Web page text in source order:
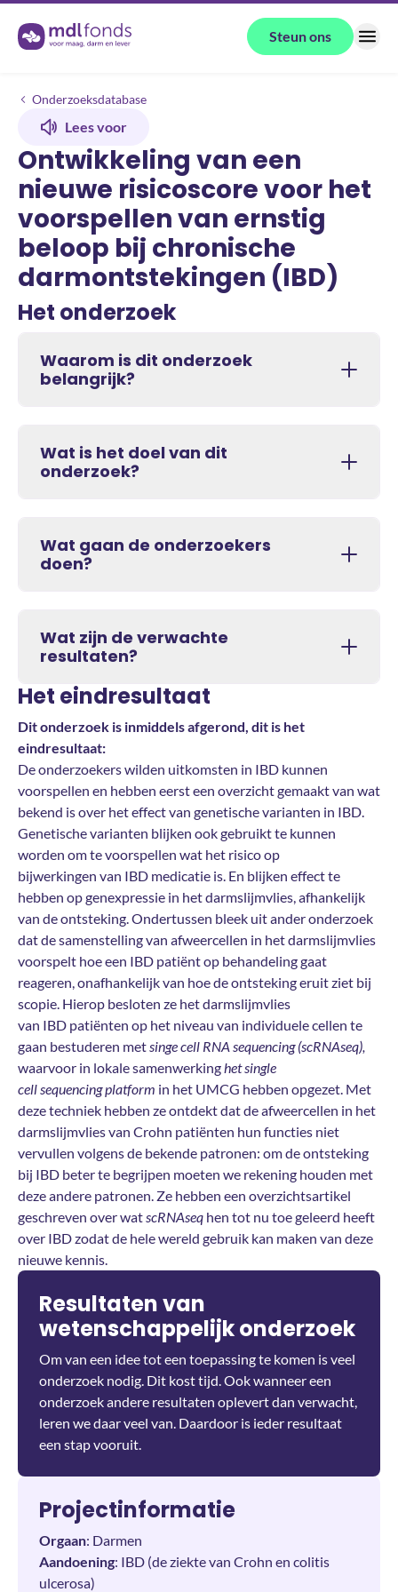
Terug naar de homepage Steun ons
Onderzoeken
Onderzoeksdatabase
Ontwikkeling van een nieuwe risicoscore voor het voorspellen van
Lees voor
Ontwikkeling van een
nieuwe risicoscore voor het
voorspellen van ernstig
beloop bij chronische
darmontstekingen (IBD)
Het onderzoek
Waarom is dit onderzoek
belangrijk?
Wat is het doel van dit
onderzoek?
Wat gaan de onderzoekers
doen?
Wat zijn de verwachte
resultaten?
Het eindresultaat
Dit onderzoek is inmiddels afgerond, dit is het
eindresultaat:
De onderzoekers wilden uitkomsten in IBD kunnen
voorspellen en hebben eerst een overzicht gemaakt van wat
bekend is over het effect van genetische varianten in IBD.
Genetische varianten blijken ook gebruikt te kunnen
worden om te voorspellen wat het risico op
bijwerkingen van IBD medicatie is. En blijken effect te
hebben op genexpressie in het darmslijmvlies, afhankelijk
van de ontsteking. Ondertussen bleek uit ander onderzoek
dat de samenstelling van afweercellen in het darmslijmvlies
voorspelt hoe een IBD patiënt op behandeling gaat
reageren, onafhankelijk van hoe de ontsteking eruit ziet bij
scopie. Hierop besloten ze het darmslijmvlies
van IBD patiënten op het niveau van individuele cellen te
gaan bestuderen metsinge cell RNA sequencing (scRNAseq),
waarvoor in lokale samenwerkinghet single
cell sequencing platform in het UMCG hebben opgezet. Met
deze techniek hebben ze ontdekt dat de afweercellen in het
darmslijmvlies van Crohn patiënten hun functies niet
vervullen volgens de bekende patronen: om de ontsteking
bij IBD beter te begrijpen moeten we rekening houden met
deze andere patronen. Ze hebben een overzichtsartikel
geschreven over watscRNAseq hen tot nu toe geleerd heeft
over IBD zodat de hele wereld gebruik kan maken van deze
nieuwe kennis.
Resultaten van
wetenschappelijk onderzoek
Om van een idee tot een toepassing te komen is veel
onderzoek nodig. Dit kost tijd. Ook wanneer een
onderzoek andere resultaten oplevert dan verwacht,
leren we daar veel van. Daardoor is ieder resultaat
een stap vooruit.
Projectinformatie
Orgaan: Darmen
Aandoening: IBD (de ziekte van Crohn en colitis
ulcerosa)